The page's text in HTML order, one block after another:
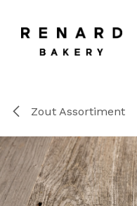
Zout Assortiment